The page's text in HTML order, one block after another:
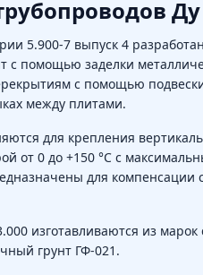
5.900-7 выпуск 4
с помощью заделки
с помощью
между плитами.
для крепления
от 0 до +150 °C с
для компенсации
изготавливаются из марок
грунт ГФ-021.